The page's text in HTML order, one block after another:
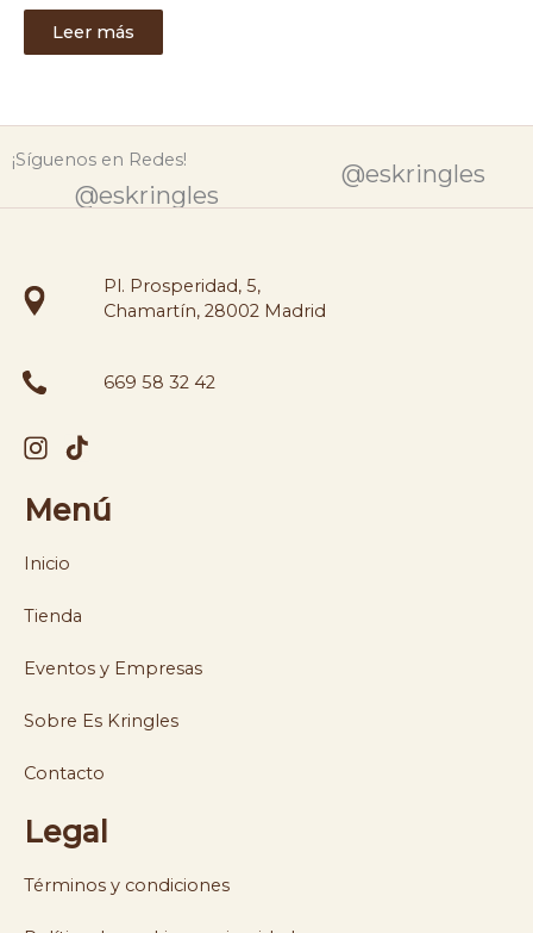
Leer más
¡Síguenos en Redes!
@eskringles
@eskringles
Pl. Prosperidad, 5,
Chamartín, 28002 Madrid
669 58 32 42
Menú
Inicio
Tienda
Eventos y Empresas
Sobre Es Kringles
Contacto
Legal
Términos y condiciones